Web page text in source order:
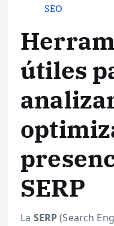
SEO
útiles
SERP
La SERP(Search